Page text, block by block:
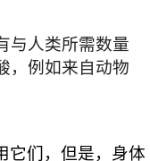
与人类所需数量
，例如来自动物
它们，但是，身体